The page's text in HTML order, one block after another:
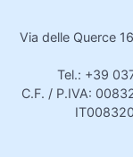
Via delle Querce
Tel.: +39
C.F. / P.IVA: